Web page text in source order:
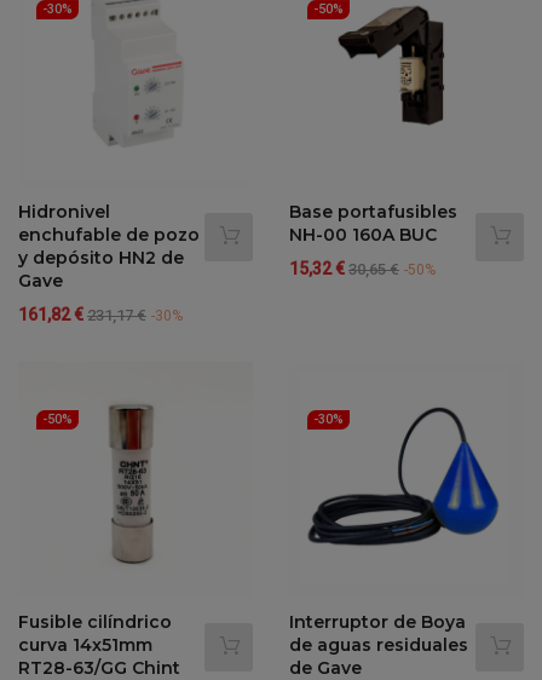
-30%
Hidronivel
enchufable de pozo
y depósito HN2 de
Gave
Precio
161,82 €Precio
231,17 € -30%
-50%
Base portafusibles
NH-00 160A BUC
Precio
15,32 €Precio
30,65 € -50%
-50%
Fusible cilíndrico
curva 14x51mm
RT28-63/GG Chint
-30%
Interruptor de Boya
de aguas residuales
de Gave